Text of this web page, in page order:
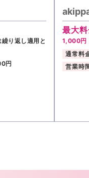
り返し適用と
円
最大
1,000円
通常料
営業時